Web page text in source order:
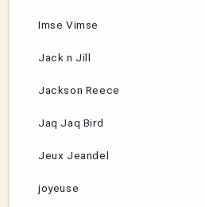
Imse Vimse
Jack n Jill
Jackson Reece
Jaq Jaq Bird
Jeux Jeandel
joyeuse